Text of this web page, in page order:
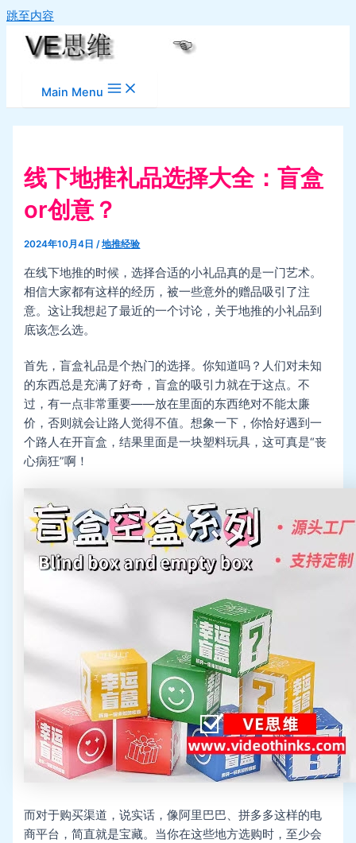
跳至内容
Main Menu
线下地推礼品选择大全：盲盒
or创意？
2024年10月4日/地推经验
在线下地推的时候，选择合适的小礼品真的是一门艺术。
相信大家都有这样的经历，被一些意外的赠品吸引了注
意。这让我想起了最近的一个讨论，关于地推的小礼品到
底该怎么选。
首先，盲盒礼品是个热门的选择。你知道吗？人们对未知
的东西总是充满了好奇，盲盒的吸引力就在于这点。不
过，有一点非常重要——放在里面的东西绝对不能太廉
价，否则就会让路人觉得不值。想象一下，你恰好遇到一
个路人在开盲盒，结果里面是一块塑料玩具，这可真是“丧
心病狂”啊！
而对于购买渠道，说实话，像阿里巴巴、拼多多这样的电
商平台，简直就是宝藏。当你在这些地方选购时，至少会